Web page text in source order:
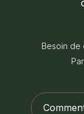
Besoin de